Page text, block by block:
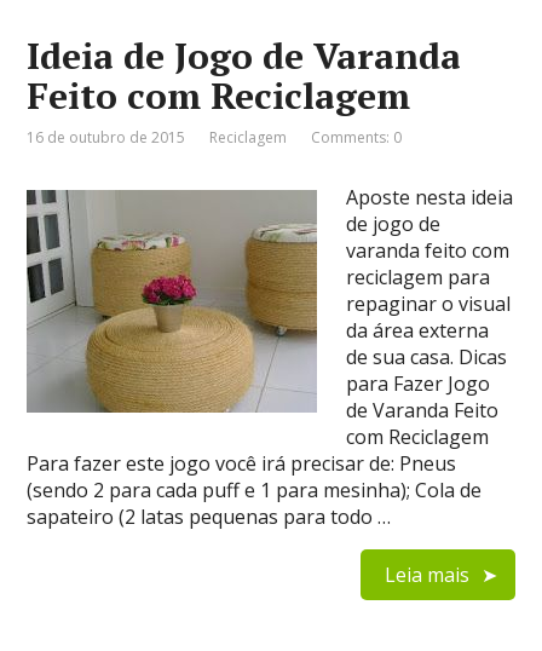
Ideia de Jogo de Varanda
Feito com Reciclagem
16 de outubro de 2015 Reciclagem Comments: 0
Aposte nesta ideia
de jogo de
varanda feito com
reciclagem para
repaginar o visual
da área externa
de sua casa. Dicas
para Fazer Jogo
de Varanda Feito
com Reciclagem
Para fazer este jogo você irá precisar de: Pneus
(sendo 2 para cada puff e 1 para mesinha); Cola de
sapateiro (2 latas pequenas para todo …
Leia mais